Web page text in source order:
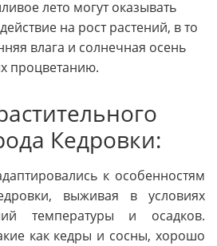
лето могут оказывать
на рост растений, в то
влага и солнечная осень
процветанию.
Кедровки:
к особенностям
выживая в условиях
температуры и осадков.
как кедры и сосны, хорошо